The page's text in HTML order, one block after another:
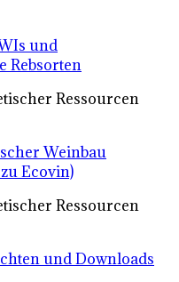
und
Rebsorten
Ressourcen
Weinbau
Ecovin)
Ressourcen
und Downloads